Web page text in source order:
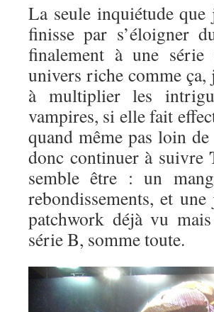
La seule inquiétude que
finisse par s’éloigner
finalement à une
univers riche comme ça,
à multiplier les
vampires, si elle fait
quand même pas loin
donc continuer à suivre
semble être : un
rebondissements, et
patchwork déjà vu
série B, somme toute.